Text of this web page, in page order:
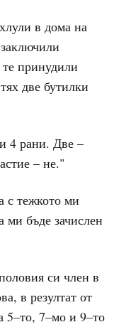
в дома на
принудили
две бутилки
4 рани. Две –
– не."
с тежкото ми
ми бъде зачислен
си член в
в резултат от
5–то, 7–мо и 9–то